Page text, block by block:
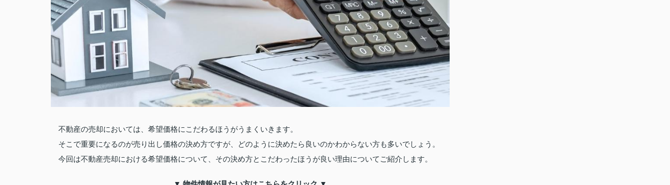
不動産の売却においては、希望価格にこだわるほうがうまくいきます。
そこで重要になるのが売り出し価格の決め方ですが、どのように決めたら良いのかわからない方も多いでしょう。
今回は不動産売却における希望価格について、その決め方とこだわったほうが良い理由についてご紹介します。